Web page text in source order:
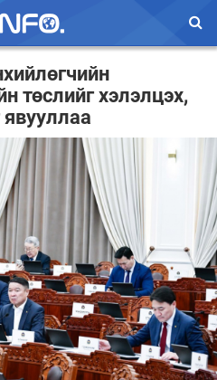
төслийг хэлэлцэх,
явууллаа